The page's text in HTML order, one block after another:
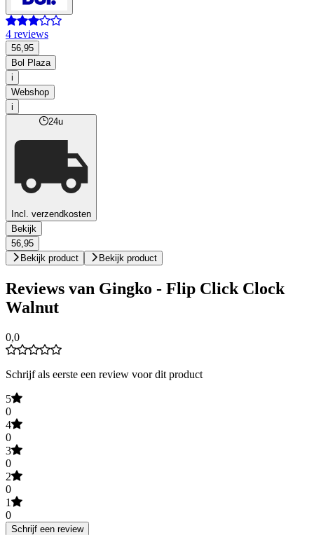
4 reviews
56,95
Bol Plaza
i
Webshop
i
24u
Incl. verzendkosten
Bekijk
56,95
Bekijk product
Bekijk product
Reviews van Gingko - Flip Click Clock
Walnut
0,0
Schrijf als eerste een review voor dit product
5
0
4
0
3
0
2
0
1
0
Schrijf een review